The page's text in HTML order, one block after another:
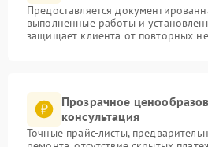
Предоставляется
выполненные работы и
защищает клиента от повторных
Прозрачное
консультация
Точные прайс-листы,